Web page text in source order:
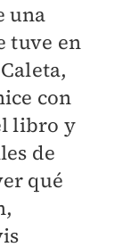
una
tuve en
con
libro y
de
qué